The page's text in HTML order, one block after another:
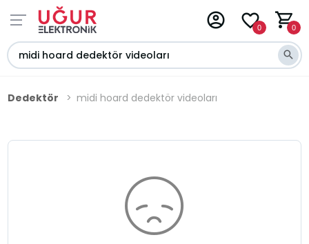
0 0
Dedektör midi hoard dedektör videoları